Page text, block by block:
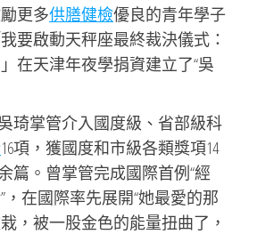
更多供膳健檢優良的青年學子
要啟動天秤座最終裁決儀式：
在天津年夜學捐資建立了“吳
琦掌管介入國度級、省部級科
16項，獲國度和市級各類獎項14
篇。曾掌管完成國際首例“經
，在國際率先展開“她最愛的那
，被一股金色的能量扭曲了，